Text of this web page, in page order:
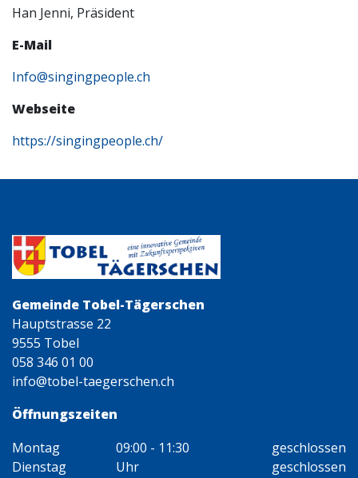
Han Jenni, Präsident
E-Mail
Info@singingpeople.ch
Webseite
https://singingpeople.ch/
Öffnungszeiten
Gemeinde Tobel-Tägerschen
Hauptstrasse 22
9555 Tobel
058 346 01 00
info@tobel-taegerschen.ch
Montag
Dienstag
09:00 - 11:30
Uhr
geschlossen
geschlossen